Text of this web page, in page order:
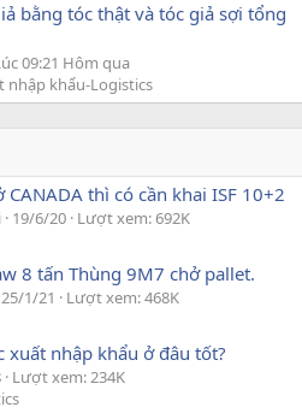
bằng tóc thật và tóc giả sợi tổng
09:21 Hôm qua
nhập khẩu-Logistics
CANADA thì có cần khai ISF 10+2
19/6/20 Lượt xem: 692K
8 tấn Thùng 9M7 chở pallet.
25/1/21
Lượt xem: 468K
xuất nhập khẩu ở đâu tốt?
Lượt xem: 234K